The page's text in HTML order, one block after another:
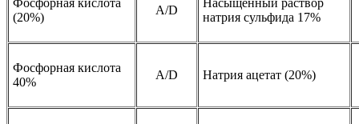
(20%)
A/D
натрия сульфида 17%
Фосфорная кислота
40%
A/D Натрия ацетат (20%)